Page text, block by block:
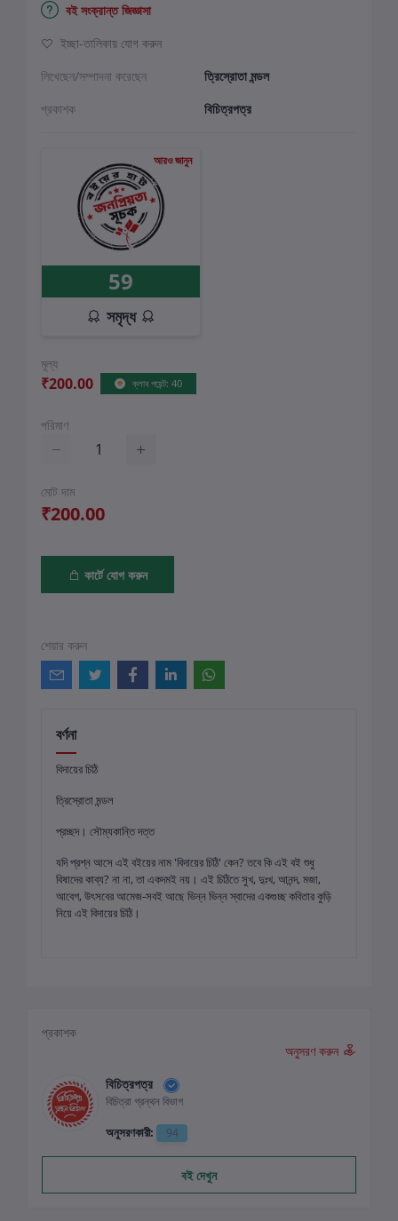
বই সংক্রান্ত জিজ্ঞাসা
ইচ্ছা-তালিকায় যোগ করুন
লিখেছেন/সম্পাদনা করেছেন
ত্রিস্রোতা মন্ডল
প্রকাশক
বিচিত্রপত্র
আরও জানুন
59
সমৃদ্ধ
মূল্য
₹200.00 ক্লাব পয়েন্ট: 40
পরিমাণ
মোট দাম
₹200.00
কার্টে যোগ করুন
শেয়ার করুন
বর্ণনা
বিদায়ের চিঠি
ত্রিস্রোতা মন্ডল
প্রচ্ছদ। সৌম্যকান্তি দত্ত
যদি প্রশ্ন আসে এই বইয়ের নাম 'বিদায়ের চিঠি' কেন? তবে কি এই বই শুধু
বিষাদের কাব্য? না না, তা একদমই নয়। এই চিঠিতে সুখ, দুঃখ, আনন্দ, মজা,
আবেগ, উৎসবের আমেজ-সবই আছে ভিন্ন ভিন্ন স্বাদের একগুচ্ছ কবিতার কুড়ি
নিয়ে এই বিদায়ের চিঠি।
প্রকাশক
অনুসরণ করুন
বিচিত্রপত্র
বিচিত্রা গ্রন্থন বিভাগ
অনুসরণকারী:
94
বই দেখুন